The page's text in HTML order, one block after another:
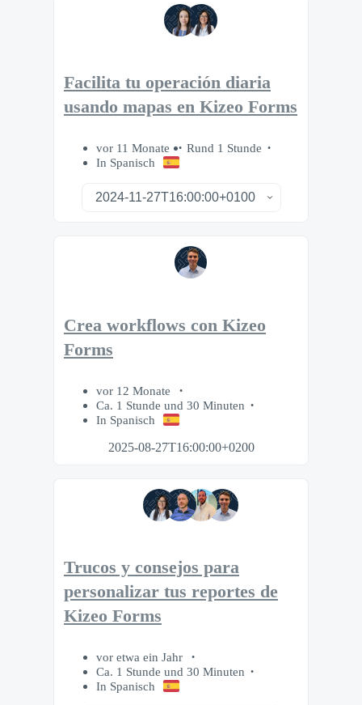
Facilita tu operación diaria
usando mapas en Kizeo Forms
vor 11 Monate
Rund 1 Stunde
In Spanisch
Crea workflows con Kizeo
Forms
vor 12 Monate
Ca. 1 Stunde und 30 Minuten
In Spanisch
2025-08-27T16:00:00+0200
Trucos y consejos para
personalizar tus reportes de
Kizeo Forms
vor etwa ein Jahr
Ca. 1 Stunde und 30 Minuten
In Spanisch